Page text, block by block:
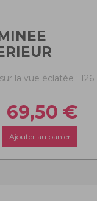
la vue éclatée : 126
69,50 €
Ajouter au panier